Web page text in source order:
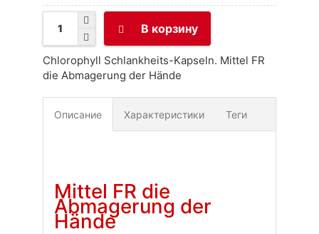
В корзину
Chlorophyll Schlankheits-Kapseln. Mittel FR
die Abmagerung der Hände
Описание Характеристики Теги
Mittel FR die
Abmagerung der
Hände